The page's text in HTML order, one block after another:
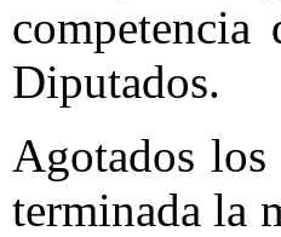
Diputados.
Agotados
terminada la